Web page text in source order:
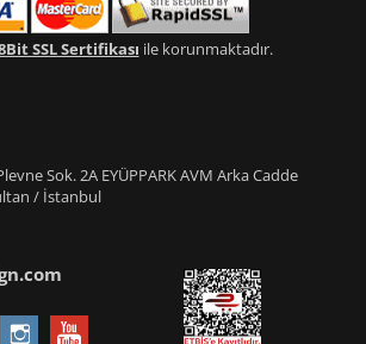
SSL Sertifikası ile korunmaktadır.
Sok. 2A EYÜPPARK AVM Arka Cadde
/ İstanbul